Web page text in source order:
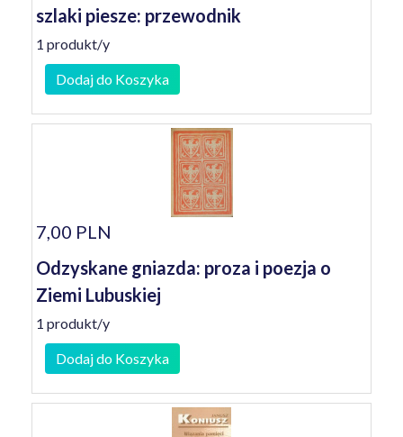
szlaki piesze: przewodnik
1 produkt/y
Dodaj do Koszyka
7,00 PLN
Odzyskane gniazda: proza i poezja o
Ziemi Lubuskiej
1 produkt/y
Dodaj do Koszyka